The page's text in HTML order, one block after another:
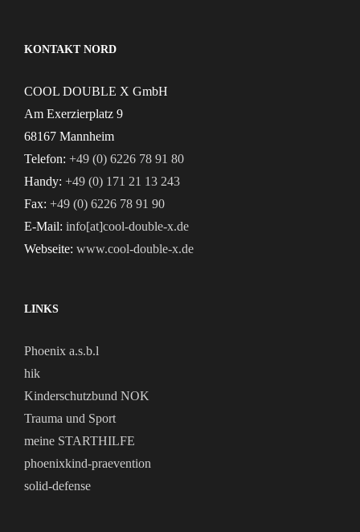
KONTAKT NORD
COOL DOUBLE X GmbH
Am Exerzierplatz 9
68167 Mannheim
Telefon: +49 (0) 6226 78 91 80
Handy: +49 (0) 171 21 13 243
Fax: +49 (0) 6226 78 91 90
E-Mail: info[at]cool-double-x.de
Webseite: www.cool-double-x.de
LINKS
Phoenix a.s.b.l
hik
Kinderschutzbund NOK
Trauma und Sport
meine STARTHILFE
phoenixkind-praevention
solid-defense